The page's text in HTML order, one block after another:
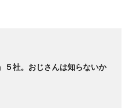
５社。おじさんは知らないか